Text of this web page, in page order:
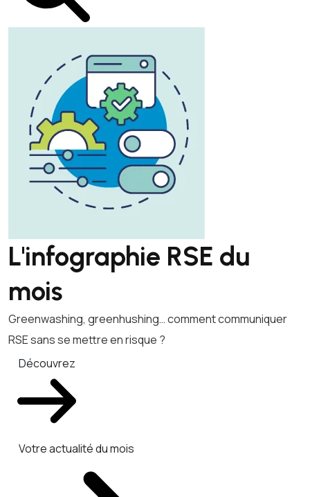
L'infographie RSE du
mois
Greenwashing, greenhushing… comment communiquer
RSE sans se mettre en risque ?
Découvrez
Votre actualité du mois